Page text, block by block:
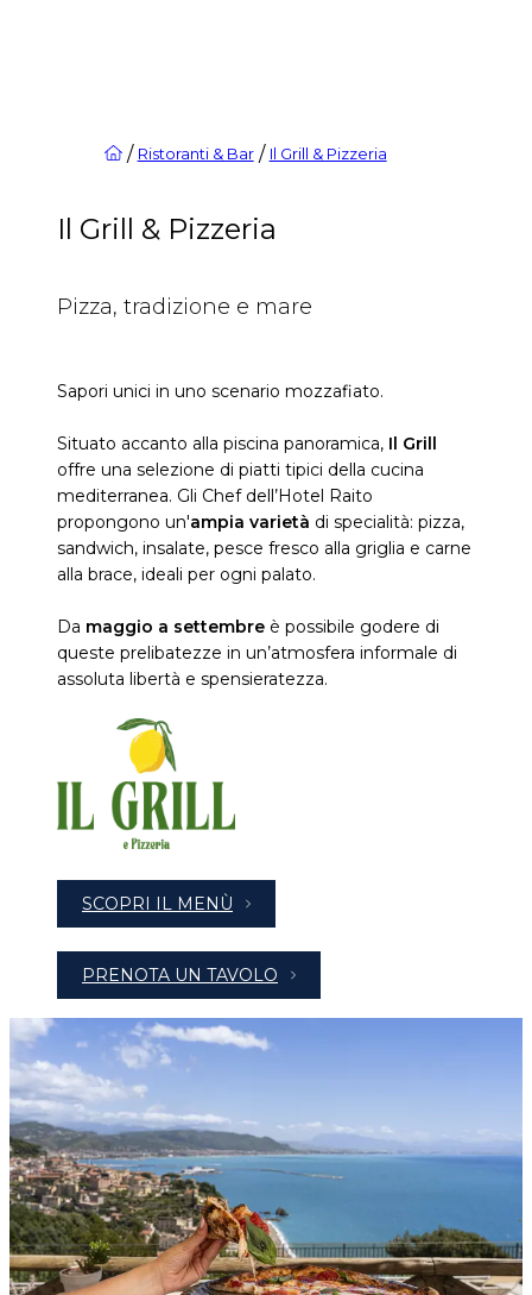
/ Ristoranti & Bar / Il Grill & Pizzeria
Il Grill & Pizzeria
Pizza, tradizione e mare
Sapori unici in uno scenario mozzafiato.
Situato accanto alla piscina panoramica, Il Grill
offre una selezione di piatti tipici della cucina
mediterranea. Gli Chef dell’Hotel Raito
propongono un'ampia varietà di specialità: pizza,
sandwich, insalate, pesce fresco alla griglia e carne
alla brace, ideali per ogni palato.
Da maggio a settembre è possibile godere di
queste prelibatezze in un’atmosfera informale di
assoluta libertà e spensieratezza.
SCOPRI IL MENÙ
PRENOTA UN TAVOLO